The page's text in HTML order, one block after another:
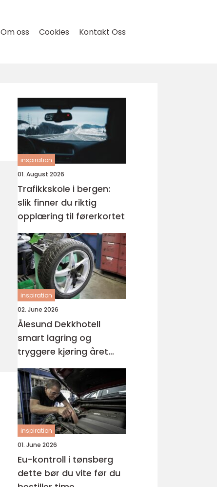
Om oss Cookies Kontakt Oss
inspiration
01. August 2026
Trafikkskole i bergen:
slik finner du riktig
opplæring til førerkortet
inspiration
02. June 2026
Ålesund Dekkhotell
smart lagring og
tryggere kjøring året
rundt
inspiration
01. June 2026
Eu-kontroll i tønsberg
dette bør du vite før du